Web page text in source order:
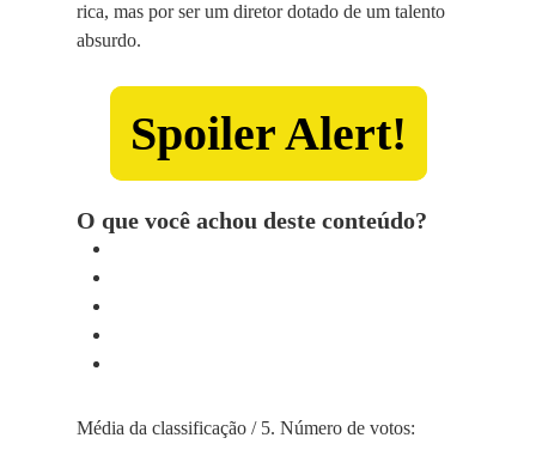
rica, mas por ser um diretor dotado de um talento
absurdo.
Spoiler Alert!
O que você achou deste conteúdo?
Média da classificação / 5. Número de votos: